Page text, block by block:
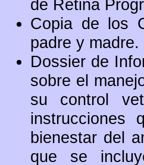
de Retina
Copia de los
padre y madre.
Dossier de
sobre el
su control
instrucciones
bienestar del
que se